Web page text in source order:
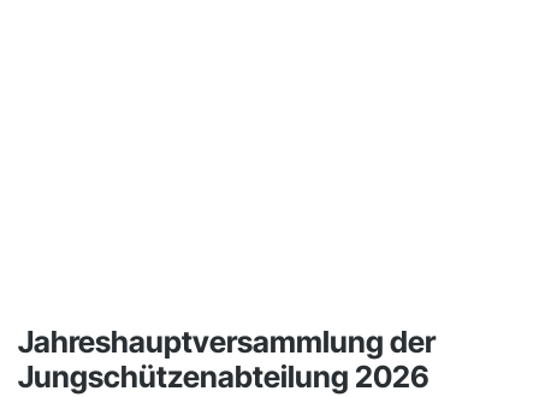
Jahreshauptversammlung der
Jungschützenabteilung 2026